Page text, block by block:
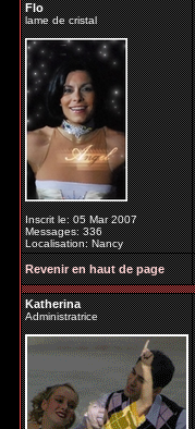
Flo
lame de cristal
Inscrit le: 05 Mar 2007
Messages: 336
Localisation: Nancy
Revenir en haut de page
Katherina
Administratrice